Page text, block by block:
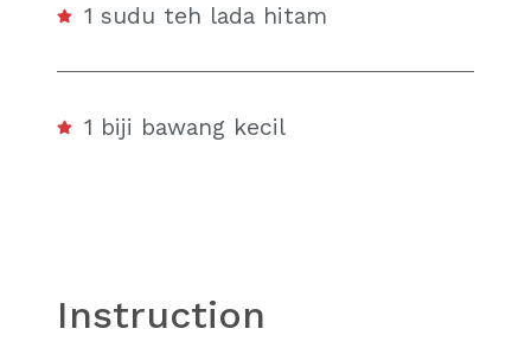
1 sudu teh lada hitam
1 biji bawang kecil
Instruction